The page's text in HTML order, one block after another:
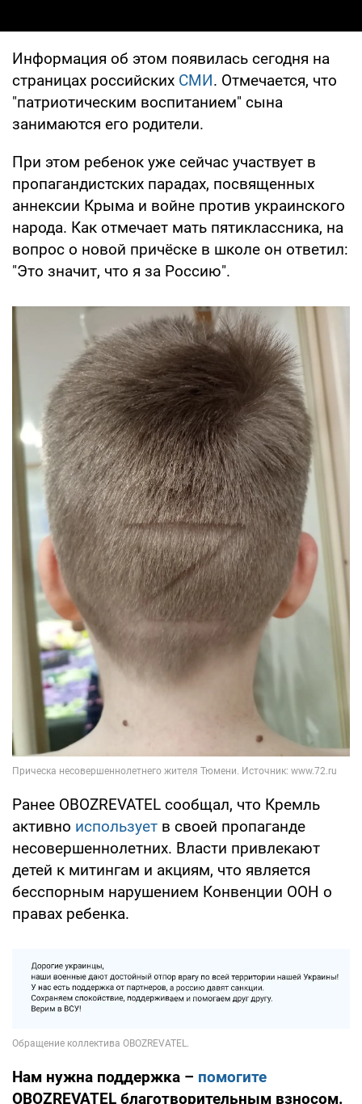
Информация об этом появилась сегодня на
страницах российских СМИ. Отмечается, что
"патриотическим воспитанием" сына
занимаются его родители.
При этом ребенок уже сейчас участвует в
пропагандистских парадах, посвященных
аннексии Крыма и войне против украинского
народа. Как отмечает мать пятиклассника, на
вопрос о новой причёске в школе он ответил:
"Это значит, что я за Россию".
Ранее OBOZREVATEL сообщал, что Кремль
активно использует в своей пропаганде
несовершеннолетних. Власти привлекают
детей к митингам и акциям, что является
бесспорным нарушением Конвенции ООН о
правах ребенка.
Нам нужна поддержка – помогите
OBOZREVATEL благотворительным взносом.